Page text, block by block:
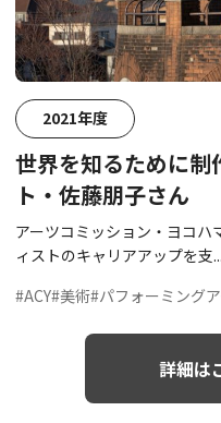
2021年度
世界を知るために制
ト・佐藤朋子さん
アーツコミッション・ヨコハ
ィストのキャリアアップを支...
#ACY#美術#パフォーミング
詳細は